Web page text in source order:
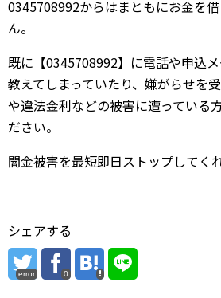
0345708992からはまともにお金を
ん。
既に【0345708992】に電話や申込
教えてしまっていたり、嫌がらせを
や違法金利などの被害に遭っている
ださい。
闇金被害を最短即日ストップしてく
シェアする
error 0